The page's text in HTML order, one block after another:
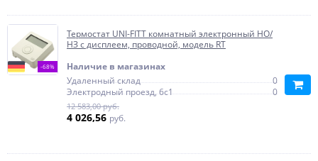
-68%
Термостат UNI-FITT комнатный электронный НО/
НЗ с дисплеем, проводной, модель RT
Наличие в магазинах
Удаленный склад
0
Электродный проезд, 6с1
0
12 583,00 руб.
4 026,56 руб.